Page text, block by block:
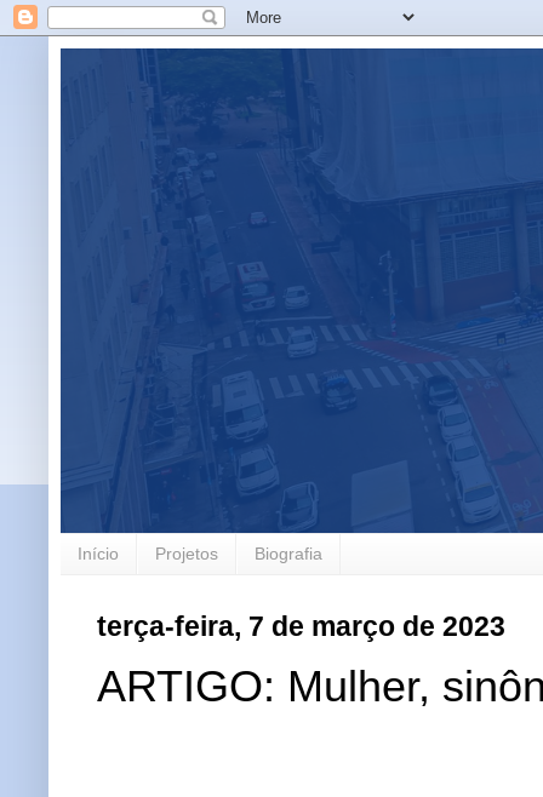
Início Projetos Biografia
terça-feira, 7 de março de 2023
ARTIGO: Mulher,